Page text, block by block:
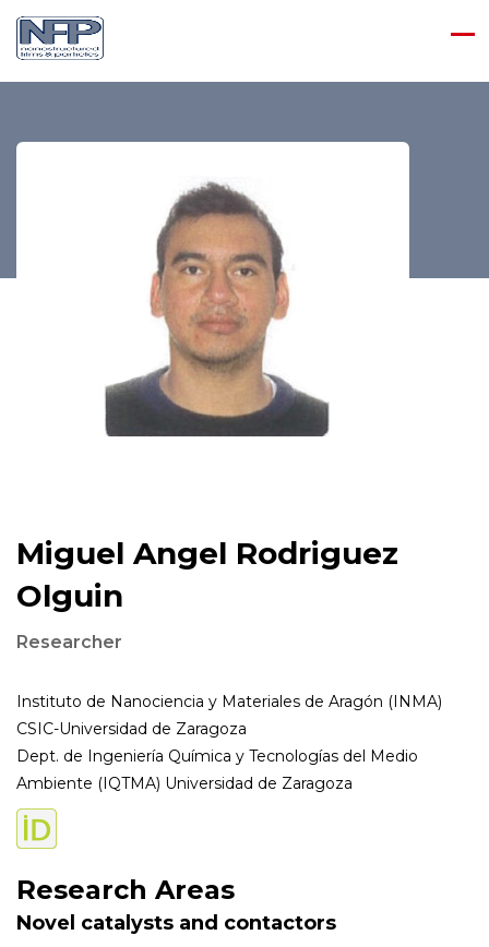
Miguel Angel Rodriguez
Olguin
Researcher
Instituto de Nanociencia y Materiales de Aragón (INMA)
CSIC-Universidad de Zaragoza
Dept. de Ingeniería Química y Tecnologías del Medio
Ambiente (IQTMA) Universidad de Zaragoza
Research Areas
Novel catalysts and contactors